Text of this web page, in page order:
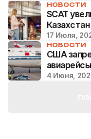
НОВОСТИ
SCAT
Казахстан
17 Июля,
НОВОСТИ
США
4 Июня,